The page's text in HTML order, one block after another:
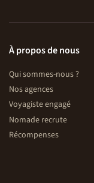
À propos de nous
Qui sommes-nous ?
Nos agences
Voyagiste engagé
Nomade recrute
Récompenses